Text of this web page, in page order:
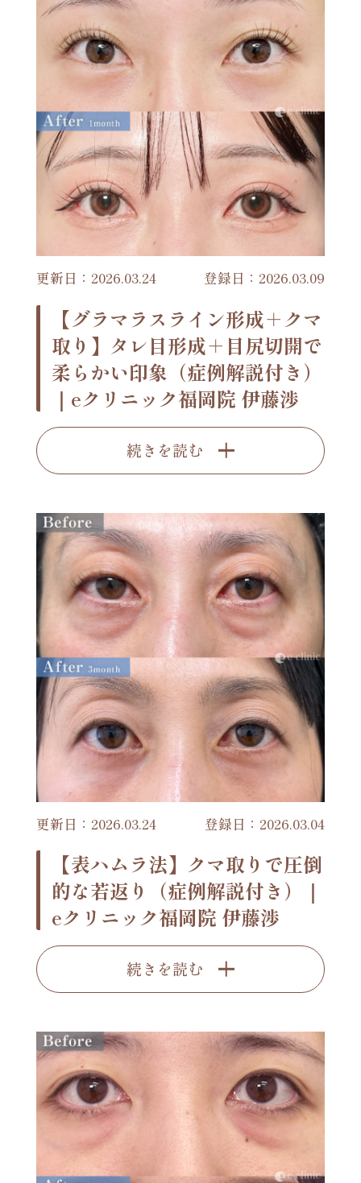
更新日：2026.03.24 登録日：2026.03.09
【グラマラスライン形成＋クマ
取り】タレ目形成＋目尻切開で
柔らかい印象（症例解説付き）
｜eクリニック福岡院 伊藤渉
続きを読む
更新日：2026.03.24 登録日：2026.03.04
【表ハムラ法】クマ取りで圧倒
的な若返り（症例解説付き）｜
eクリニック福岡院 伊藤渉
続きを読む